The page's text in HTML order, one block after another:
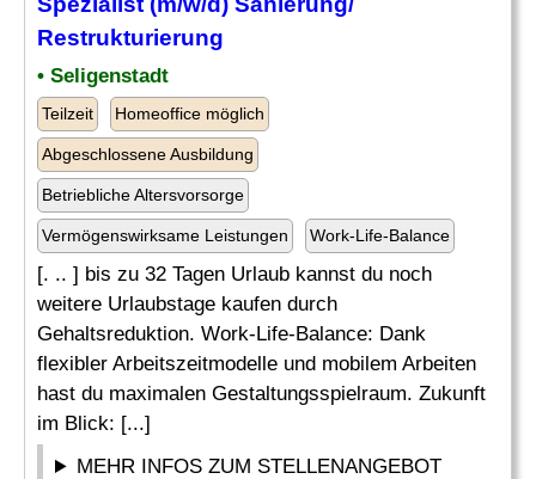
Restrukturierung
• Seligenstadt
Teilzeit Homeoffice möglich
Abgeschlossene Ausbildung
Betriebliche Altersvorsorge
Vermögenswirksame Leistungen Work-Life-Balance
[. .. ] bis zu 32 Tagen Urlaub kannst du noch
weitere Urlaubstage kaufen durch
Gehaltsreduktion. Work-Life-Balance: Dank
flexibler Arbeitszeitmodelle und mobilem Arbeiten
hast du maximalen Gestaltungsspielraum. Zukunft
im Blick: [...]
MEHR INFOS ZUM STELLENANGEBOT